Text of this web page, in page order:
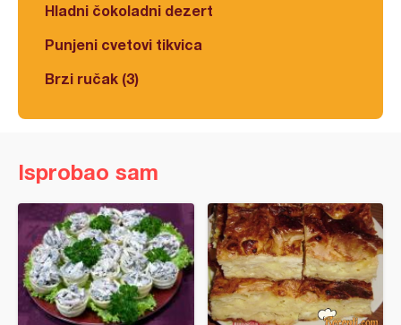
Hladni čokoladni dezert
Punjeni cvetovi tikvica
Brzi ručak (3)
Isprobao sam